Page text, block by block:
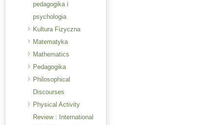
pedagogika i
psychologia
Kultura Fizyczna
Matematyka
Mathematics
Pedagogika
Philosophical
Discourses
Physical Activity
Review : International